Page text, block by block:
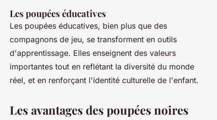
Les poupées éducatives
Les poupées éducatives, bien plus que des
compagnons de jeu, se transforment en outils
d'apprentissage. Elles enseignent des valeurs
importantes tout en reflétant la diversité du monde
réel, et en renforçant l'identité culturelle de l'enfant.
Les avantages des poupées noires